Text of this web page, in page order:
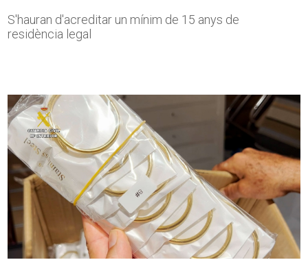
S'hauran d'acreditar un mínim de 15 anys de
residència legal